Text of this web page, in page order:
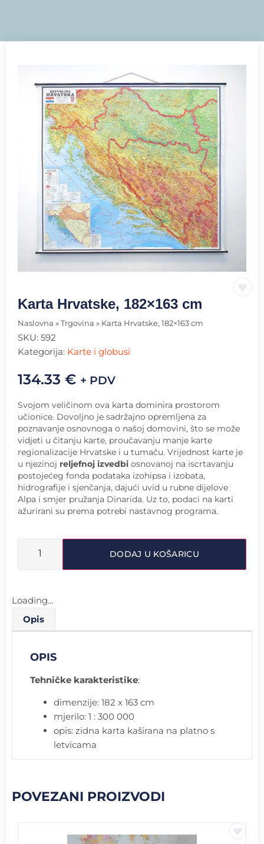
Karta Hrvatske, 182×163 cm
Naslovna » Trgovina » Karta Hrvatske, 182×163 cm
SKU: 592
Kategorija: Karte i globusi
134.33 € + PDV
Svojom veličinom ova karta dominira prostorom
učionice. Dovoljno je sadržajno opremljena za
poznavanje osnovnoga o našoj domovini, što se može
vidjeti u čitanju karte, proučavanju manje karte
regionalizacije Hrvatske i u tumaču. Vrijednost karte je
u njezinoj reljefnoj izvedbi osnovanoj na iscrtavanju
postojećeg fonda podataka izohipsa i izobata,
hidrografije i sjenčanja, dajući uvid u rubne dijelove
Alpa i smjer pružanja Dinarida. Uz to, podaci na karti
ažurirani su prema potrebi nastavnog programa.
DODAJ U KOŠARICU
Loading...
Opis
OPIS
Tehničke karakteristike:
dimenzije: 182 x 163 cm
mjerilo: 1 : 300 000
opis: zidna karta kaširana na platno s
letvicama
POVEZANI PROIZVODI